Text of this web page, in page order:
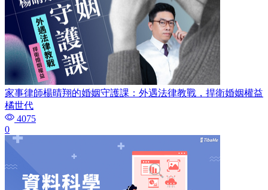
家事律師楊晴翔的婚姻守護課：外遇法律教戰，捍衛婚姻權益
橘世代
4075
0